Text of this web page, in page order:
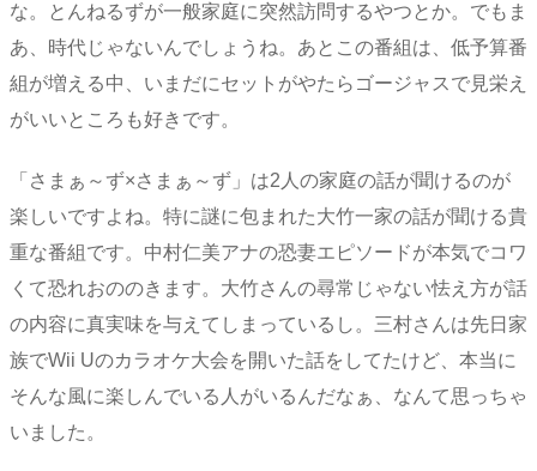
な。とんねるずが一般家庭に突然訪問するやつとか。でもま
あ、時代じゃないんでしょうね。あとこの番組は、低予算番
組が増える中、いまだにセットがやたらゴージャスで見栄え
がいいところも好きです。
「さまぁ～ず×さまぁ～ず」は2人の家庭の話が聞けるのが
楽しいですよね。特に謎に包まれた大竹一家の話が聞ける貴
重な番組です。中村仁美アナの恐妻エピソードが本気でコワ
くて恐れおののきます。大竹さんの尋常じゃない怯え方が話
の内容に真実味を与えてしまっているし。三村さんは先日家
族でWii Uのカラオケ大会を開いた話をしてたけど、本当に
そんな風に楽しんでいる人がいるんだなぁ、なんて思っちゃ
いました。